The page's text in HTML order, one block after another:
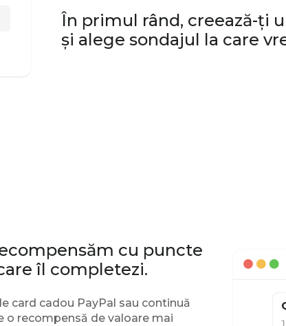
În primul rând, creează-ți
și alege sondajul la care
cu puncte
îl completezi.
card cadou PayPal sau continuă
recompensă de valoare mai